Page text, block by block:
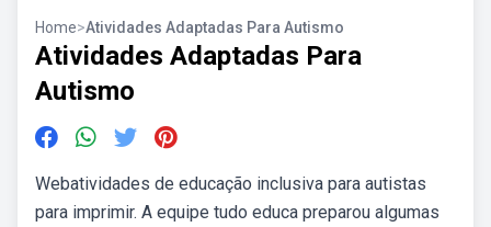
Home>Atividades Adaptadas Para Autismo
Atividades Adaptadas Para
Autismo
Webatividades de educação inclusiva para autistas
para imprimir. A equipe tudo educa preparou algumas